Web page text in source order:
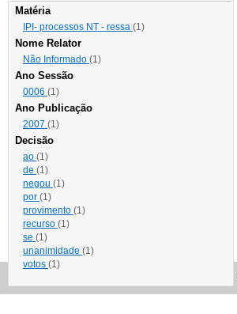
Matéria
IPI- processos NT - ressa (1)
Nome Relator
Não Informado (1)
Ano Sessão
0006 (1)
Ano Publicação
2007 (1)
Decisão
ao (1)
de (1)
negou (1)
por (1)
provimento (1)
recurso (1)
se (1)
unanimidade (1)
votos (1)